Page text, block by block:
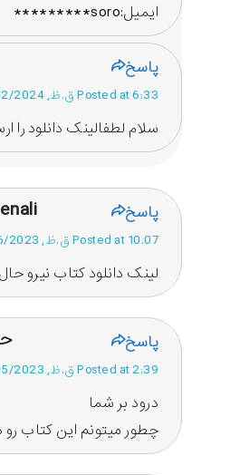
ایمیل:soro*********
پاسخ
Posted at 6:33 ق.ظ, 04/12/2024
سلام لطفالینک دانلود را
پاسخ
Posted at 10:07 ق.ظ, 30/06/2023
لینک دانلود کتاب نیرو حال
پاسخ
Posted at 2:39 ق.ظ, 17/05/2023
درود بر شما
چطور میتونم این کتاب رو